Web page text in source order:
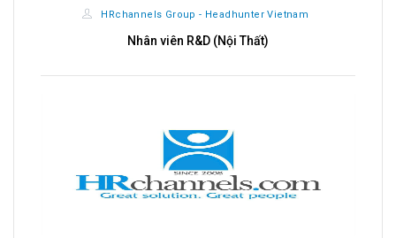
HRchannels Group - Headhunter Vietnam
Nhân viên R&D (Nội Thất)